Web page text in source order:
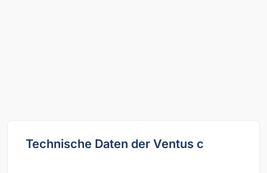
Technische Daten der Ventus c